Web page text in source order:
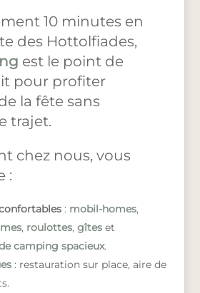
10 minutes en
des Hottolfiades,
est le point de
pour profiter
la fête sans
trajet.
chez nous, vous
:
: mobil-homes,
, roulottes, gîtes et
camping spacieux.
: restauration sur place, aire de